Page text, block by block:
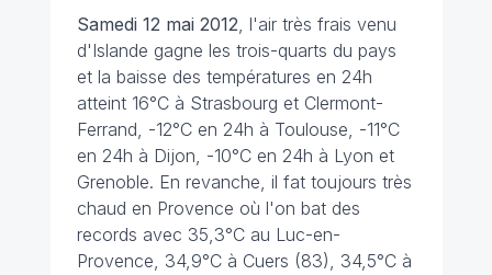
Samedi 12 mai 2012, l'air très frais venu
d'Islande gagne les trois-quarts du pays
et la baisse des températures en 24h
atteint 16°C à Strasbourg et Clermont-
Ferrand, -12°C en 24h à Toulouse, -11°C
en 24h à Dijon, -10°C en 24h à Lyon et
Grenoble. En revanche, il fat toujours très
chaud en Provence où l'on bat des
records avec 35,3°C au Luc-en-
Provence, 34,9°C à Cuers (83), 34,5°C à